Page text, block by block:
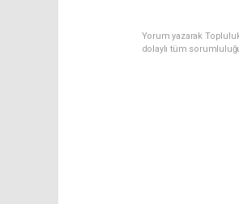
Yorum yazarak
dolaylı tüm